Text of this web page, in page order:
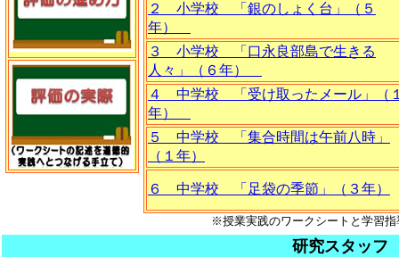
２ 小学校 「銀のしょく台」（５
年）
３ 小学校 「口永良部島で生きる
人々」（６年）
４ 中学校 「受け取ったメール」（
年）
５ 中学校 「集合時間は午前八時」
（１年）
６ 中学校 「足袋の季節」（３年）
※授業実践のワークシートと学習
研究スタッフ